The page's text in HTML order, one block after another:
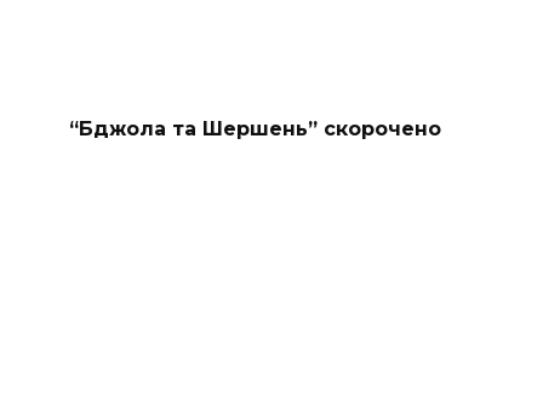
“Бджола та Шершень” скорочено